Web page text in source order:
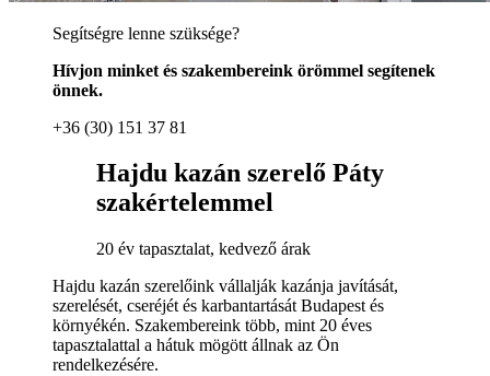
Segítségre lenne szüksége?
Hívjon minket és szakembereink örömmel segítenek
önnek.
+36 (30) 151 37 81
Hajdu kazán szerelő Páty
szakértelemmel
20 év tapasztalat, kedvező árak
Hajdu kazán szerelőink vállalják kazánja javítását,
szerelését, cseréjét és karbantartását Budapest és
környékén. Szakembereink több, mint 20 éves
tapasztalattal a hátuk mögött állnak az Ön
rendelkezésére.